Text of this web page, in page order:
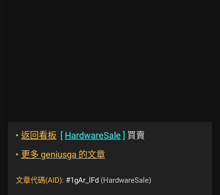
‣ 返回看板 [ HardwareSale ] 買賣
‣ 更多 geniusga 的文章
文章代碼(AID): #1gAr_lFd (HardwareSale)